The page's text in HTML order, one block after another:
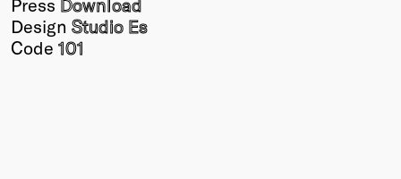
Press Download
Design Studio Es
Code 101